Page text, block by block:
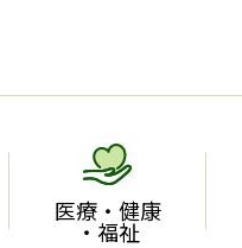
医療・健康
・福祉